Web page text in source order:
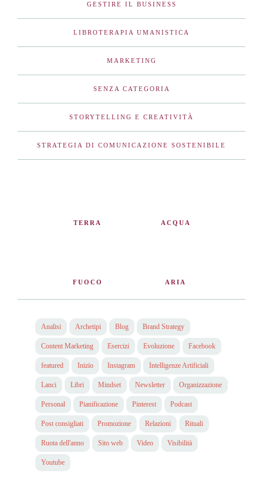
GESTIRE IL BUSINESS
LIBROTERAPIA UMANISTICA
MARKETING
SENZA CATEGORIA
STORYTELLING E CREATIVITÀ
STRATEGIA DI COMUNICAZIONE SOSTENIBILE
TERRA ACQUA
FUOCO ARIA
Analisi Archetipi Blog Brand Strategy
Content Marketing Esercizi Evoluzione Facebook
featured Inizio Instagram Intelligenze Artificiali
Lanci Libri Mindset Newsletter Organizzazione
Personal Pianificazione Pinterest Podcast
Post consigliati Promozione Relazioni Rituali
Ruota dell'anno Sito web Video Visibilità
Youtube